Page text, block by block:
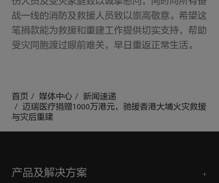
战一线的消防及救援人员致以崇高敬意。希望这
笔捐款能为救援和重建工作提供切实支持，帮助
受灾同胞渡过眼前难关，早日重返正常生活。
首页 媒体中心
新闻速递
迈瑞医疗捐赠1000万港元，驰援香港大埔火灾救援
与灾后重建
产品及解决方案